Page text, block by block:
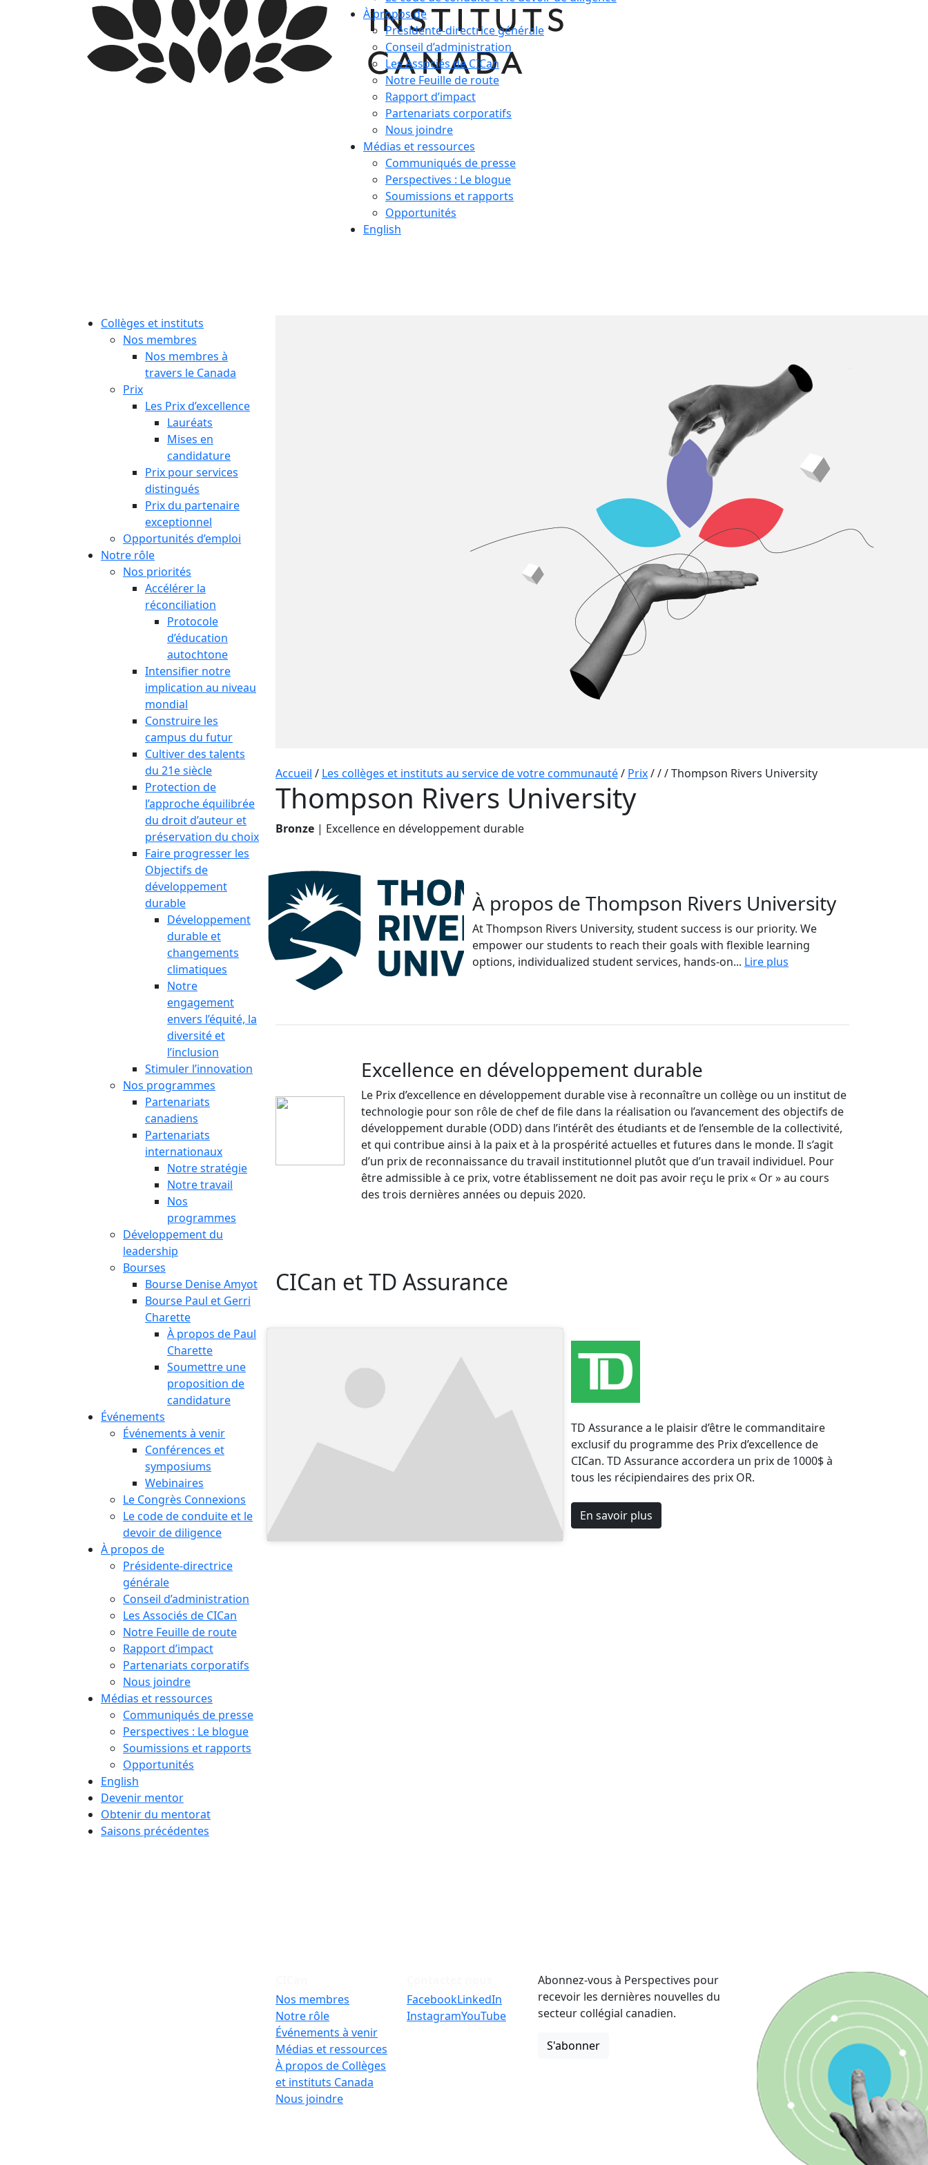
À propos de
Présidente-directrice générale
Conseil d’administration
Les Associés de CICan
Notre Feuille de route
Rapport d’impact
Partenariats corporatifs
Nous joindre
Médias et ressources
Communiqués de presse
Perspectives : Le blogue
Soumissions et rapports
Opportunités
English
Collèges et instituts
Nos membres
Nos membres à
travers le Canada
Prix
Les Prix d’excellence
Lauréats
Mises en
candidature
Prix pour services
distingués
Prix du partenaire
exceptionnel
Opportunités d’emploi
Notre rôle
Nos priorités
Accélérer la
réconciliation
Protocole
d’éducation
autochtone
Intensifier notre
implication au niveau
mondial
Construire les
campus du futur
Cultiver des talents
du 21e siècle
Protection de
l’approche équilibrée
du droit d’auteur et
préservation du choix
Faire progresser les
Objectifs de
développement
durable
Développement
durable et
changements
climatiques
Notre
engagement
envers l’équité, la
diversité et
l’inclusion
Stimuler l’innovation
Nos programmes
Partenariats
canadiens
Partenariats
internationaux
Notre stratégie
Notre travail
Nos
programmes
Développement du
leadership
Bourses
Bourse Denise Amyot
Bourse Paul et Gerri
Charette
À propos de Paul
Charette
Soumettre une
proposition de
candidature
Événements
Événements à venir
Conférences et
symposiums
Webinaires
Le Congrès Connexions
Le code de conduite et le
devoir de diligence
À propos de
Présidente-directrice
générale
Conseil d’administration
Les Associés de CICan
Notre Feuille de route
Rapport d’impact
Partenariats corporatifs
Nous joindre
Médias et ressources
Communiqués de presse
Perspectives : Le blogue
Soumissions et rapports
Opportunités
English
Devenir mentor
Obtenir du mentorat
Saisons précédentes
Accueil / Les collèges et instituts au service de votre communauté/ Prix///Thompson Rivers University
Thompson Rivers University
Bronze | Excellence en développement durable
À propos de Thompson Rivers University
At Thompson Rivers University, student success is our priority. We
empower our students to reach their goals with flexible learning
options, individualized student services, hands-on... Lire plus
Excellence en développement durable
Le Prix d’excellence en développement durable vise à reconnaître un collège ou un institut de
technologie pour son rôle de chef de file dans la réalisation ou l’avancement des objectifs de
développement durable (ODD) dans l’intérêt des étudiants et de l’ensemble de la collectivité,
et qui contribue ainsi à la paix et à la prospérité actuelles et futures dans le monde. Il s’agit
d’un prix de reconnaissance du travail institutionnel plutôt que d’un travail individuel. Pour
être admissible à ce prix, votre établissement ne doit pas avoir reçu le prix « Or » au cours
des trois dernières années ou depuis 2020.
CICan et TD Assurance
TD Assurance a le plaisir d’être le commanditaire
exclusif du programme des Prix d’excellence de
CICan. TD Assurance accordera un prix de 1000$ à
tous les récipiendaires des prix OR.
En savoir plus
Nos membres
Notre rôle
Événements à venir
Médias et ressources
À propos de Collèges
et instituts Canada
Nous joindre
FacebookLinkedIn
InstagramYouTube
Abonnez-vous à Perspectives pour
recevoir les dernières nouvelles du
secteur collégial canadien.
S'abonner